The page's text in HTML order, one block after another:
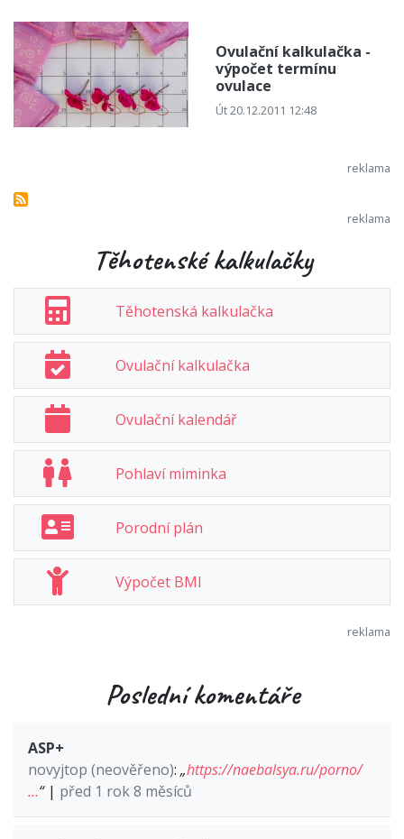
Ovulační kalkulačka -
výpočet termínu
ovulace
Út 20.12.2011 12:48
Těhotenské kalkulačky
Těhotenská kalkulačka
Ovulační kalkulačka
Ovulační kalendář
Pohlaví miminka
Porodní plán
Výpočet BMI
Poslední komentáře
ASP+
novyjtop (neověřeno): „https://naebalsya.ru/porno/
…“| před 1 rok 8 měsíců